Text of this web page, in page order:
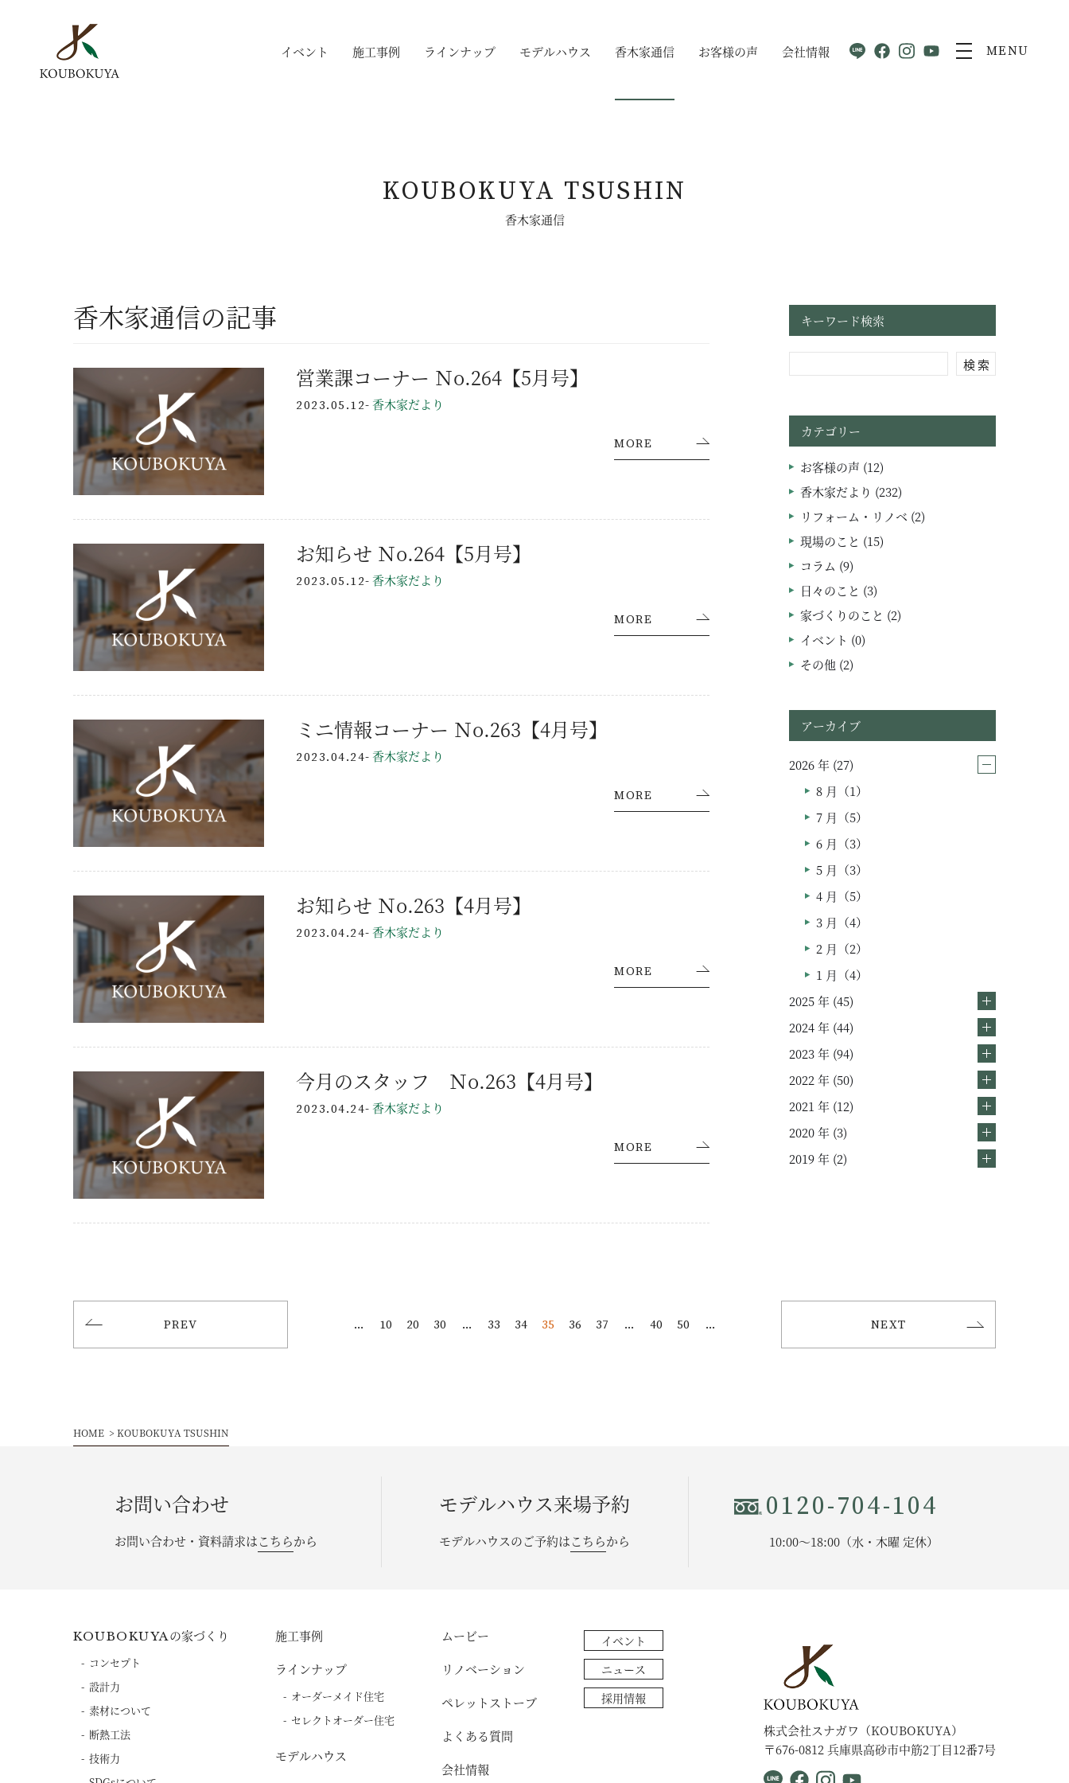
イベント 施工事例 ラインナップ モデルハウス 香木家通信 お客様の声 会社情報 MENU
ニュース
イベント
コンセプト
リノベーション
ペレットストーブ
スタッフ紹介
KOUBOKUYA TSUSHIN
香木家通信
香木家通信の記事
営業課コーナー Ｎo.264【5月号】
2023.05.12-香木家だより
MORE
お知らせ Ｎo.264【5月号】
2023.05.12-香木家だより
MORE
ミニ情報コーナー Ｎo.263【4月号】
2023.04.24-香木家だより
MORE
お知らせ Ｎo.263【4月号】
2023.04.24-香木家だより
MORE
今月のスタッフ Ｎo.263【4月号】
2023.04.24-香木家だより
MORE
キーワード検索
検 索
カテゴリー
お客様の声 (12)
香木家だより (232)
リフォーム・リノベ (2)
現場のこと (15)
コラム (9)
日々のこと (3)
家づくりのこと (2)
イベント (0)
その他 (2)
アーカイブ
2026 年 (27)
8 月（1）
7 月（5）
6 月（3）
5 月（3）
4 月（5）
3 月（4）
2 月（2）
1 月（4）
2025 年 (45)
2024 年 (44)
2023 年 (94)
2022 年 (50)
2021 年 (12)
2020 年 (3)
2019 年 (2)
PREV ... 10 20 30 ... 33 34 35 36 37 ... 40 50 ... NEXT
HOME KOUBOKUYA TSUSHIN
お問い合わせ
お問い合わせ・資料請求はこちらから
モデルハウス来場予約
モデルハウスのご予約はこちらから
0120-704-104
10:00〜18:00（水・木曜 定休）
KOUBOKUYAの家づくり
コンセプト
設計力
素材について
断熱工法
技術力
施工事例
ラインナップ
オーダーメイド住宅
セレクトオーダー住宅
モデルハウス
ムービー
リノベーション
ペレットストーブ
よくある質問
会社情報
イベント
ニュース
採用情報
株式会社スナガワ（KOUBOKUYA）
〒676-0812 兵庫県高砂市中筋2丁目12番7号